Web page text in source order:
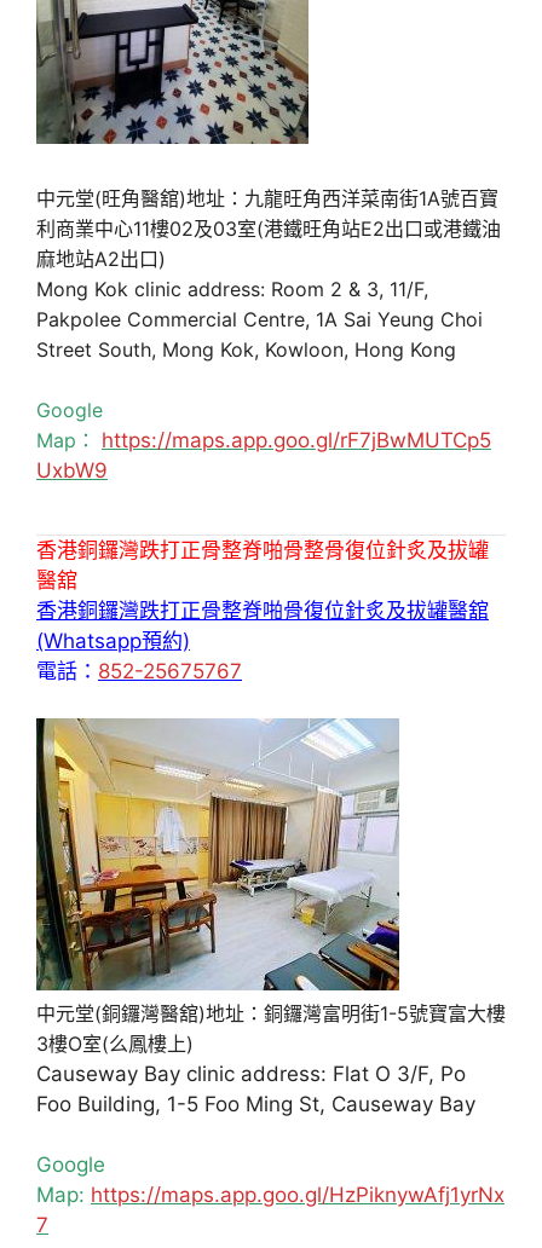
中元堂(旺角醫舘)地址：九龍旺角西洋菜南街1A號百寶
利商業中心11樓02及03室(港鐵旺角站E2出口或港鐵油
麻地站A2出口)
Mong Kok clinic address: Room 2 & 3, 11/F,
Pakpolee Commercial Centre, 1A Sai Yeung Choi
Street South, Mong Kok, Kowloon, Hong Kong
Google
Map： https://maps.app.goo.gl/rF7jBwMUTCp5
UxbW9
香港銅鑼灣跌打正骨整脊啪骨整骨復位針炙及拔罐
醫舘
香港銅鑼灣跌打正骨整脊啪骨復位針炙及拔罐醫舘
(Whatsapp預約)
電話： 852-25675767
中元堂(銅鑼灣醫舘)地址：銅鑼灣富明街1-5號寶富大樓
3樓O室(么鳳樓上)
Causeway Bay clinic address: Flat O 3/F, Po
Foo Building, 1-5 Foo Ming St, Causeway Bay
Google
Map: https://maps.app.goo.gl/HzPiknywAfj1yrNx
7